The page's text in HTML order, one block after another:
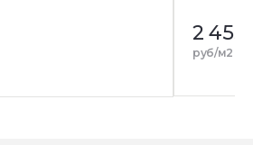
2 455
руб/м2